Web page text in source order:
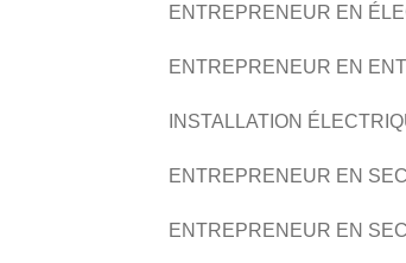
ENTREPRENEUR EN
ENTREPRENEUR EN
INSTALLATION
ENTREPRENEUR EN
ENTREPRENEUR EN